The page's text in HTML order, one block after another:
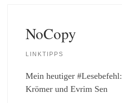
NoCopy
LINKTIPPS
Mein heutiger #Lesebefehl:
Krömer und Evrim Sen